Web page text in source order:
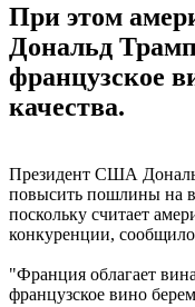
При этом
Дональд
французское
качества.
Президент США
повысить пошлины на
поскольку считает
конкуренции, сообщило
"Франция облагает
французское вино